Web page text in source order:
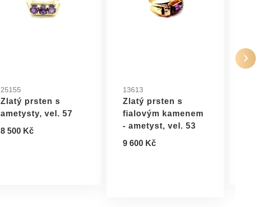
25155
Zlatý prsten s
ametysty, vel. 57
8 500 Kč
13613
Zlatý prsten s
fialovým kamenem
- ametyst, vel. 53
9 600 Kč